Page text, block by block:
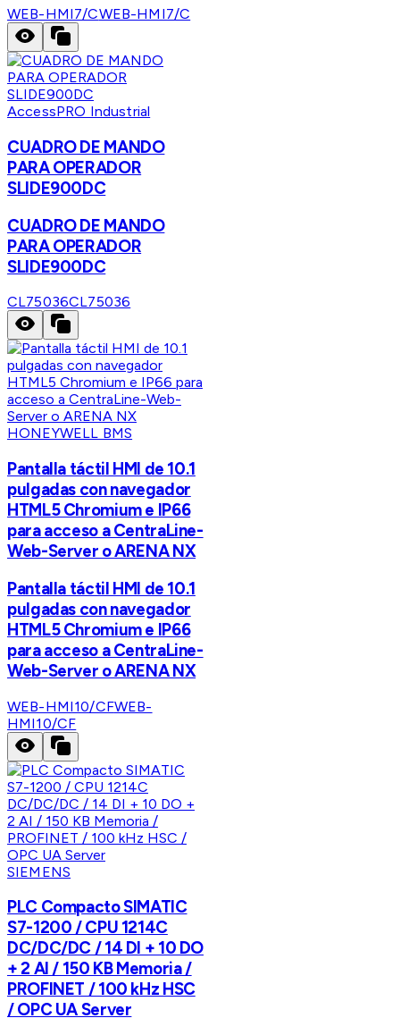
WEB-HMI7/CWEB-HMI7/C
AccessPRO Industrial
CUADRO DE MANDO
PARA OPERADOR
SLIDE900DC
CUADRO DE MANDO
PARA OPERADOR
SLIDE900DC
CL75036CL75036
HONEYWELL BMS
Pantalla táctil HMI de 10.1
pulgadas con navegador
HTML5 Chromium e IP66
para acceso a CentraLine-
Web-Server o ARENA NX
Pantalla táctil HMI de 10.1
pulgadas con navegador
HTML5 Chromium e IP66
para acceso a CentraLine-
Web-Server o ARENA NX
WEB-HMI10/CFWEB-
HMI10/CF
SIEMENS
PLC Compacto SIMATIC
S7-1200 / CPU 1214C
DC/DC/DC / 14 DI + 10 DO
+ 2 AI / 150 KB Memoria /
PROFINET / 100 kHz HSC
/ OPC UA Server